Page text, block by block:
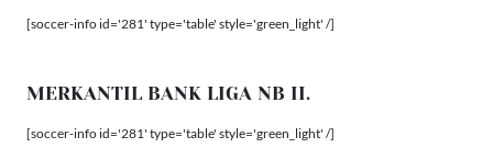
[soccer-info id='281' type='table' style='green_light' /]
MERKANTIL BANK LIGA NB II.
[soccer-info id='281' type='table' style='green_light' /]